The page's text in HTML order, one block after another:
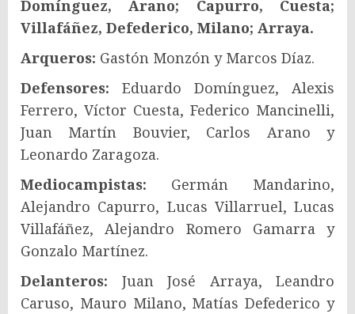
Domínguez, Arano; Capurro, Cuesta;
Villafáñez, Defederico, Milano; Arraya.
Arqueros: Gastón Monzón y Marcos Díaz.
Defensores: Eduardo Domínguez, Alexis
Ferrero, Víctor Cuesta, Federico Mancinelli,
Juan Martín Bouvier, Carlos Arano y
Leonardo Zaragoza.
Mediocampistas: Germán Mandarino,
Alejandro Capurro, Lucas Villarruel, Lucas
Villafáñez, Alejandro Romero Gamarra y
Gonzalo Martínez.
Delanteros: Juan José Arraya, Leandro
Caruso, Mauro Milano, Matías Defederico y